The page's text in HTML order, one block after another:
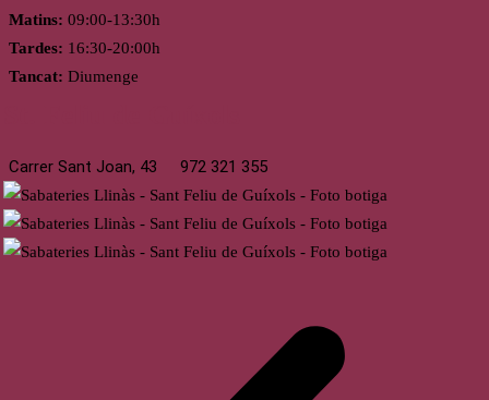
Matins: 09:00-13:30h
Tardes: 16:30-20:00h
Tancat: Diumenge
Carrer Sant Joan, 43 972 321 355